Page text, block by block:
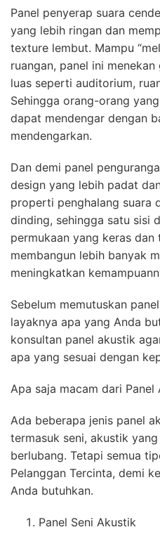
Panel penyerap suara
yang lebih ringan dan
texture lembut. Mampu
ruangan, panel ini
luas seperti auditorium,
Sehingga orang-orang
dapat mendengar dengan
mendengarkan.
Dan demi panel
design yang lebih padat
properti penghalang suara
dinding, sehingga satu sisi
permukaan yang keras
membangun lebih banyak
meningkatkan
Sebelum memutuskan
layaknya apa yang Anda
konsultan panel akustik
apa yang sesuai dengan
Apa saja macam dari
Ada beberapa jenis panel
termasuk seni, akustik
berlubang. Tetapi semua
Pelanggan Tercinta, demi
Anda butuhkan.
Panel Seni Akustik